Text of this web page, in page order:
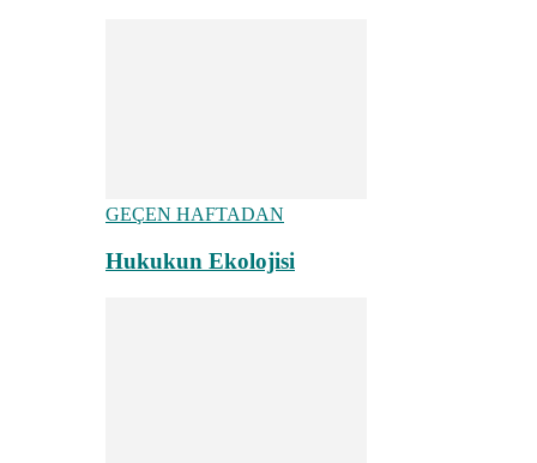
GEÇEN HAFTADAN
Hukukun Ekolojisi